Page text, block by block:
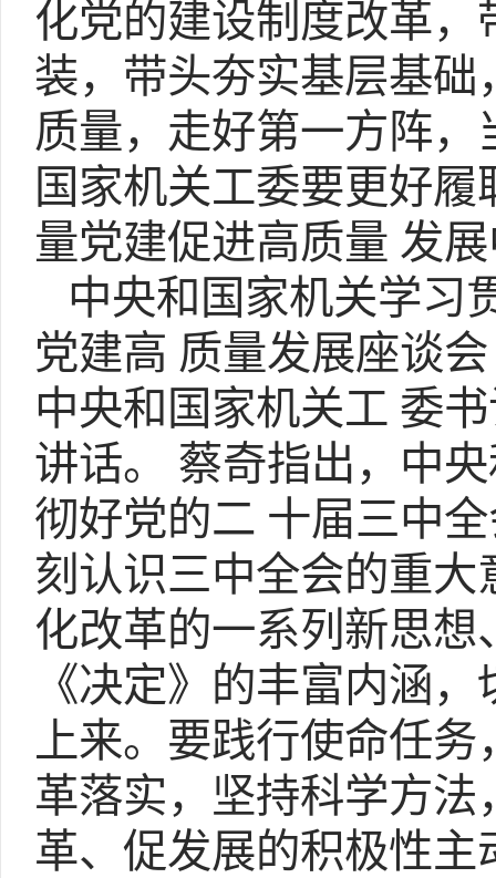
化党的建设制度改革，
装，带头夯实基层基
质量，走好第一方阵，
国家机关工委要更好履
量党建促进高质量 发
中央和国家机关学习
党建高 质量发展座谈
中央和国家机关工 委
讲话。 蔡奇指出，中
彻好党的二 十届三中
刻认识三中全会的重
化改革的一系列新思
《决定》的丰富内涵
上来。要践行使命任
革落实，坚持科学方
革、促发展的积极性